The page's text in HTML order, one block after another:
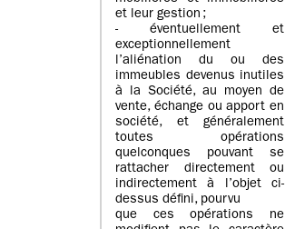
et leur gestion ;
- éventuellement et
exceptionnellement
l’aliénation du ou des
immeubles devenus inutiles
à la Société, au moyen de
vente, échange ou apport en
société, et généralement
toutes opérations
quelconques pouvant se
rattacher directement ou
indirectement à l’objet ci-
dessus défini, pourvu
que ces opérations ne